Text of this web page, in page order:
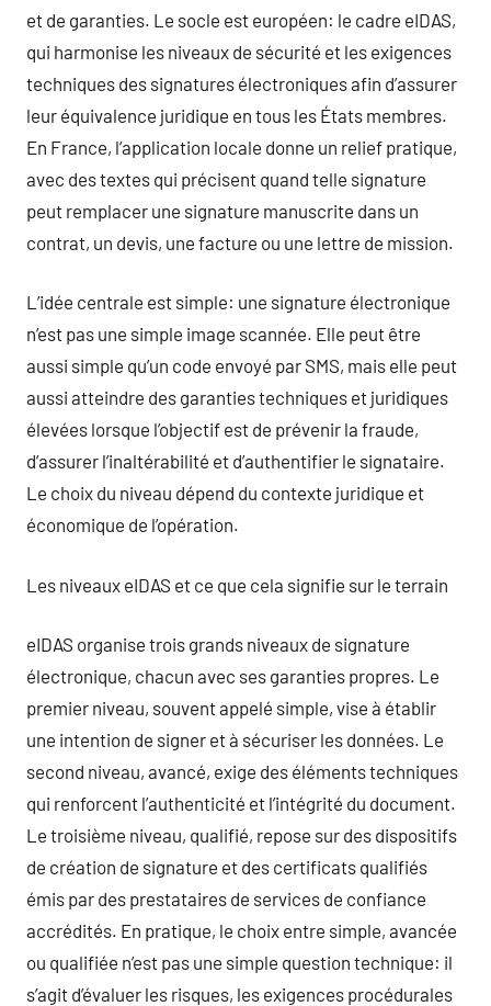
et de garanties. Le socle est européen: le cadre eIDAS,
qui harmonise les niveaux de sécurité et les exigences
techniques des signatures électroniques afin d’assurer
leur équivalence juridique en tous les États membres.
En France, l’application locale donne un relief pratique,
avec des textes qui précisent quand telle signature
peut remplacer une signature manuscrite dans un
contrat, un devis, une facture ou une lettre de mission.
L’idée centrale est simple: une signature électronique
n’est pas une simple image scannée. Elle peut être
aussi simple qu’un code envoyé par SMS, mais elle peut
aussi atteindre des garanties techniques et juridiques
élevées lorsque l’objectif est de prévenir la fraude,
d’assurer l’inaltérabilité et d’authentifier le signataire.
Le choix du niveau dépend du contexte juridique et
économique de l’opération.
Les niveaux eIDAS et ce que cela signifie sur le terrain
eIDAS organise trois grands niveaux de signature
électronique, chacun avec ses garanties propres. Le
premier niveau, souvent appelé simple, vise à établir
une intention de signer et à sécuriser les données. Le
second niveau, avancé, exige des éléments techniques
qui renforcent l’authenticité et l’intégrité du document.
Le troisième niveau, qualifié, repose sur des dispositifs
de création de signature et des certificats qualifiés
émis par des prestataires de services de confiance
accrédités. En pratique, le choix entre simple, avancée
ou qualifiée n’est pas une simple question technique: il
s’agit d’évaluer les risques, les exigences procédurales